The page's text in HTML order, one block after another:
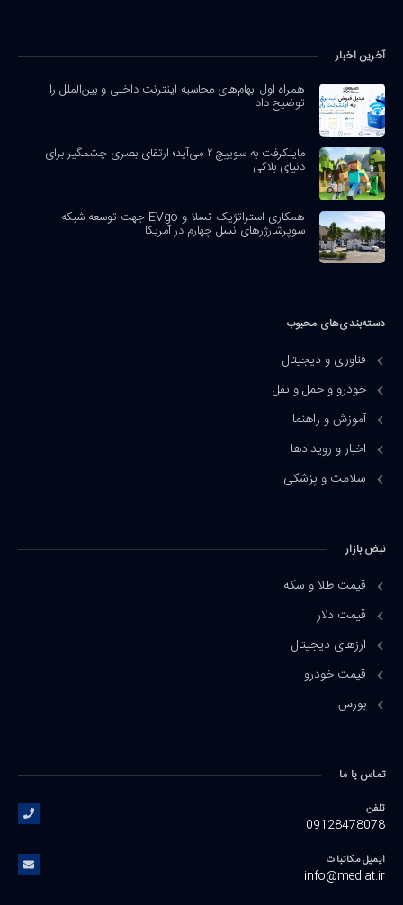
آخرین اخبار
همراه اول ابهام‌های محاسبه اینترنت داخلی و بین‌الملل را
توضیح داد
ماینکرفت به سوییچ ۲ می‌آید؛ ارتقای بصری چشمگیر برای
دنیای بلاکی
همکاری استراتژیک تسلا و EVgo جهت توسعه شبکه
سوپرشارژرهای نسل چهارم در آمریکا
دسته‌بندی‌های محبوب
فناوری و دیجیتال
خودرو و حمل و نقل
آموزش و راهنما
اخبار و رویدادها
سلامت و پزشکی
نبض بازار
قیمت طلا و سکه
قیمت دلار
ارزهای دیجیتال
قیمت خودرو
بورس
تماس یا ما
تلفن
09128478078
ایمیل مکاتبات
info@mediat.ir